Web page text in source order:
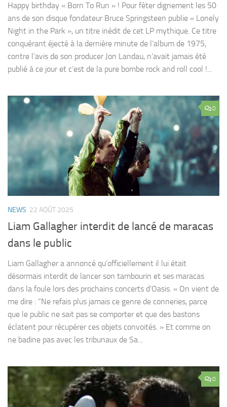
Happy birthday « Born To Run » ! Pour fêter dignement les 50
ans de son disque fondateur Bruce Springsteen publie « Lonely
Night in the Park », un titre inédit de cet LP mythique. Ce titre
conquérant éjecté à la dernière minute de l’album de 1975,
contre l’avis de son producer Jon Landau, n’avait jamais été
publié à ce jour et c’est de la pure bombe rock and roll cool !...
0
NEWS 22 AOÛT 2025
Liam Gallagher interdit de lancé de maracas
dans le public
Liam Gallagher a annoncé qu’officiellement il lui était
désormais interdit de lancer son tambourin et ses maracas
dans la foule lors des prochains concerts d’Oasis. « On vient de
me dire : “Ne refais plus jamais ce genre de conneries, parce
que le public ne sait pas se comporter et que des bastons
éclatent pour récupérer ces objets convoités. » Et comme on
ne badine pas avec les tribunaux de Sa...
0